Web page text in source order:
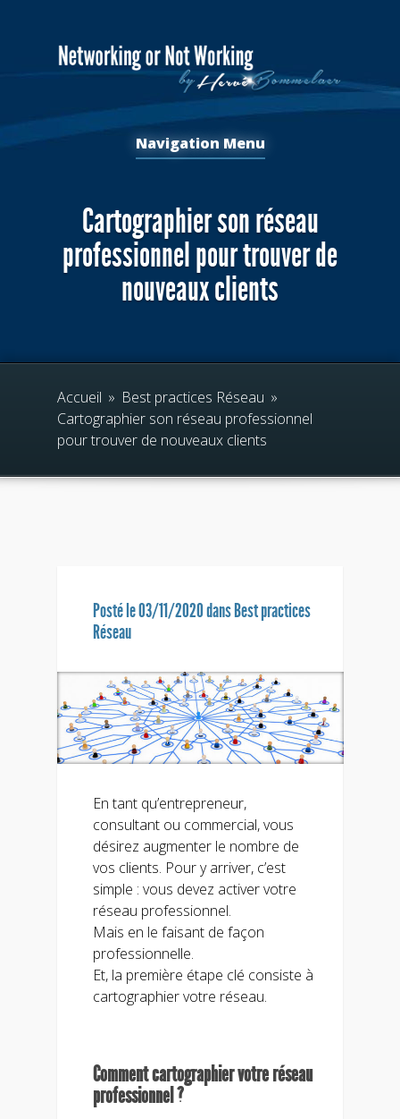
Navigation Menu
Cartographier son réseau
professionnel pour trouver de
nouveaux clients
Accueil » Best practices Réseau »
Cartographier son réseau professionnel
pour trouver de nouveaux clients
Posté le 03/11/2020 dansBest practices
Réseau
En tant qu’entrepreneur,
consultant ou commercial, vous
désirez augmenter le nombre de
vos clients. Pour y arriver, c’est
simple : vous devez activer votre
réseau professionnel.
Mais en le faisant de façon
professionnelle.
Et, la première étape clé consiste à
cartographier votre réseau.
Comment cartographier votre réseau
professionnel ?